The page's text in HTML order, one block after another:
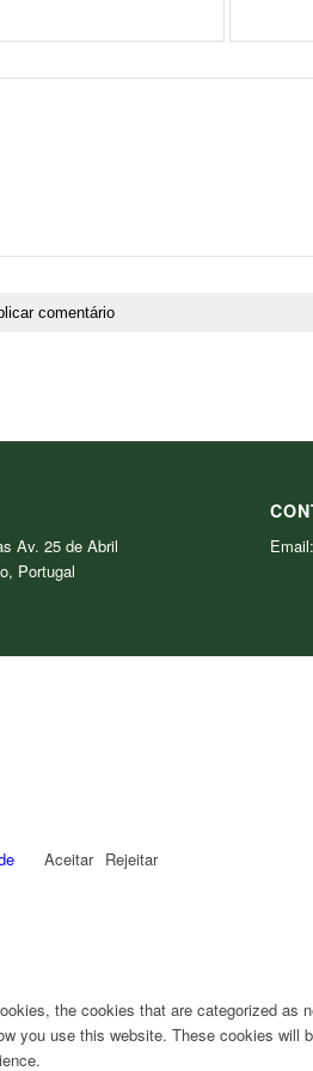
Av. 25 de Abril
Portugal
Aceitar Rejeitar
the cookies that are categorized
use this website. These cookies